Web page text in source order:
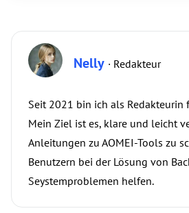
Nelly · Redakteur
Seit 2021 bin ich als Redakteurin
Mein Ziel ist es, klare und leicht
Anleitungen zu AOMEI-Tools zu
Benutzern bei der Lösung von
Seystemproblemen helfen.